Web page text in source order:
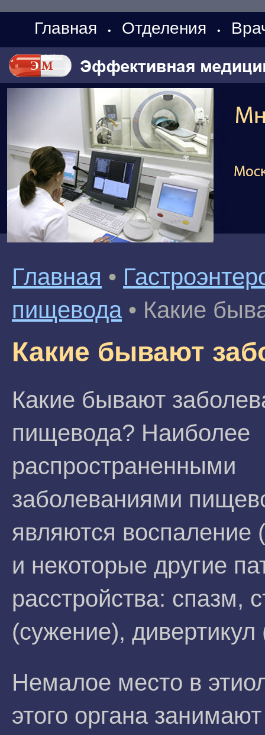
Главная • Отделения •
Главная •
пищевода • Какие
Какие бывают
Какие бывают
пищевода? Наиболее
распространенными
заболеваниями
являются воспаление
и некоторые другие
расстройства: спазм,
(сужение),
Немалое место в
этого органа